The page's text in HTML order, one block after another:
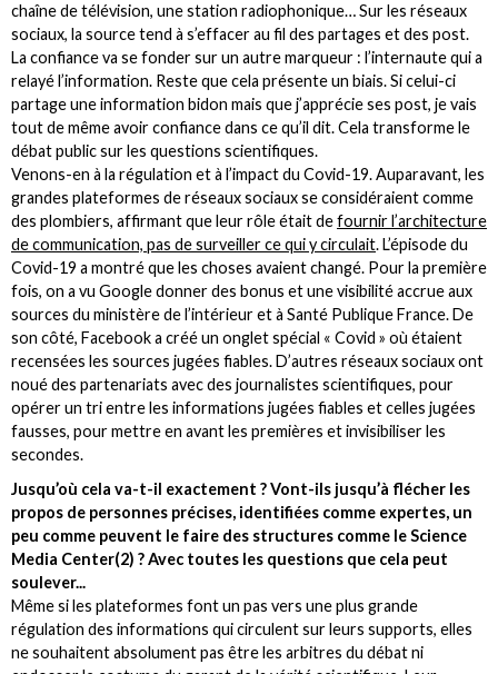
chaîne de télévision, une station radiophonique… Sur les réseaux
sociaux, la source tend à s’effacer au fil des partages et des post.
La confiance va se fonder sur un autre marqueur : l’internaute qui a
relayé l’information. Reste que cela présente un biais. Si celui-ci
partage une information bidon mais que j’apprécie ses post, je vais
tout de même avoir confiance dans ce qu’il dit. Cela transforme le
débat public sur les questions scientifiques.
Venons-en à la régulation et à l’impact du Covid-19. Auparavant, les
grandes plateformes de réseaux sociaux se considéraient comme
des plombiers, affirmant que leur rôle était defournir l’architecture
de communication, pas de surveiller ce qui y circulait. L’épisode du
Covid-19 a montré que les choses avaient changé. Pour la première
fois, on a vu Google donner des bonus et une visibilité accrue aux
sources du ministère de l’intérieur et à Santé Publique France. De
son côté, Facebook a créé un onglet spécial « Covid » où étaient
recensées les sources jugées fiables. D’autres réseaux sociaux ont
noué des partenariats avec des journalistes scientifiques, pour
opérer un tri entre les informations jugées fiables et celles jugées
fausses, pour mettre en avant les premières et invisibiliser les
secondes.
Jusqu’où cela va-t-il exactement ? Vont-ils jusqu’à flécher les
propos de personnes précises, identifiées comme expertes, un
peu comme peuvent le faire des structures comme le Science
Media Center(2) ? Avec toutes les questions que cela peut
soulever...
Même si les plateformes font un pas vers une plus grande
régulation des informations qui circulent sur leurs supports, elles
ne souhaitent absolument pas être les arbitres du débat ni